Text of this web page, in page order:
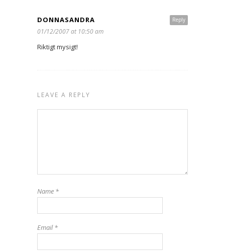
Reply
DONNASANDRA
01/12/2007 at 10:50 am
Riktigt mysigt!
LEAVE A REPLY
Name *
Email*